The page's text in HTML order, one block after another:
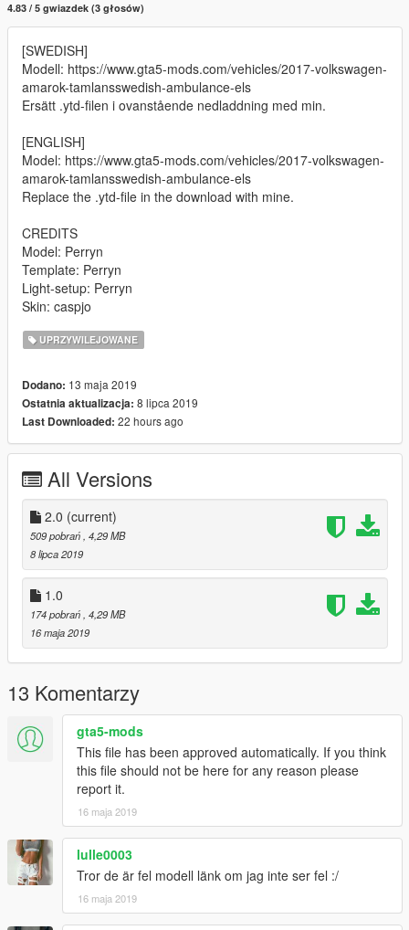
4.83 / 5 gwiazdek (3 głosów)
[SWEDISH]
Modell: https://www.gta5-mods.com/vehicles/2017-volkswagen-
amarok-tamlansswedish-ambulance-els
Ersätt .ytd-filen i ovanstående nedladdning med min.
[ENGLISH]
Model: https://www.gta5-mods.com/vehicles/2017-volkswagen-
amarok-tamlansswedish-ambulance-els
Replace the .ytd-file in the download with mine.
CREDITS
Model: Perryn
Template: Perryn
Light-setup: Perryn
Skin: caspjo
UPRZYWILEJOWANE
Dodano: 13 maja 2019
Ostatnia aktualizacja: 8 lipca 2019
Last Downloaded: 22 hours ago
All Versions
2.0 (current)
509 pobrań , 4,29 MB
8 lipca 2019
1.0
174 pobrań , 4,29 MB
16 maja 2019
13 Komentarzy
gta5-mods
This file has been approved automatically. If you think
this file should not be here for any reason please
report it.
16 maja 2019
lulle0003
Tror de är fel modell länk om jag inte ser fel :/
16 maja 2019